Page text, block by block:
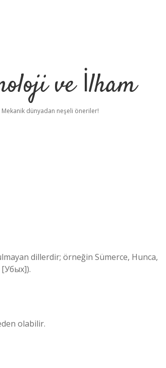
ve İlham
Mekanik dünyadan neşeli öneriler!
dillerdir; örneğin Sümerce, Hunca,
olabilir.